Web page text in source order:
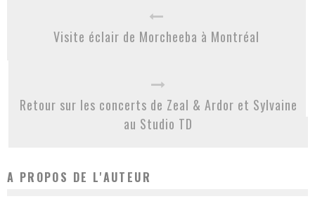
Visite éclair de Morcheeba à Montréal
Retour sur les concerts de Zeal & Ardor et Sylvaine
au Studio TD
A PROPOS DE L'AUTEUR